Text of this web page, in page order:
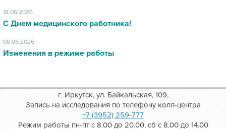
18.06.2026
С Днем медицинского работника!
08.06.2026
Изменения в режиме работы
г. Иркутск, ул. Байкальская, 109,
Запись на исследования по телефону колл-центра
+7 (3952) 259-777
Режим работы пн-пт с 8.00 до 20.00, сб с 8.00 до 14.00